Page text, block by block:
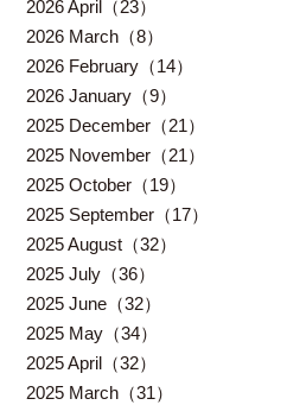
2026 April（23）
2026 March（8）
2026 February（14）
2026 January（9）
2025 December（21）
2025 November（21）
2025 October（19）
2025 September（17）
2025 August（32）
2025 July（36）
2025 June（32）
2025 May（34）
2025 April（32）
2025 March（31）